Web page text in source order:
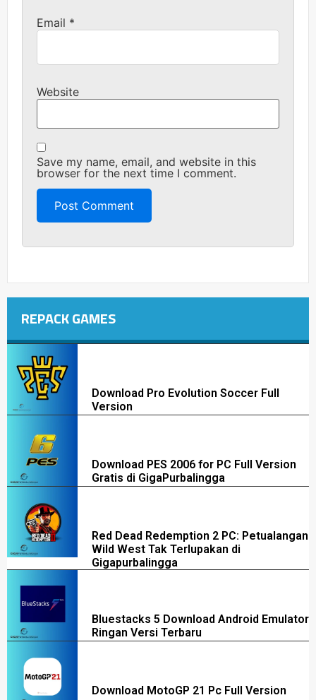
Email *
Website
Save my name, email, and website in this
browser for the next time I comment.
REPACK GAMES
Download Pro Evolution Soccer Full
Version
Download PES 2006 for PC Full Version
Gratis di GigaPurbalingga
Red Dead Redemption 2 PC: Petualangan
Wild West Tak Terlupakan di
Gigapurbalingga
Bluestacks 5 Download Android Emulator
Ringan Versi Terbaru
Download MotoGP 21 Pc Full Version